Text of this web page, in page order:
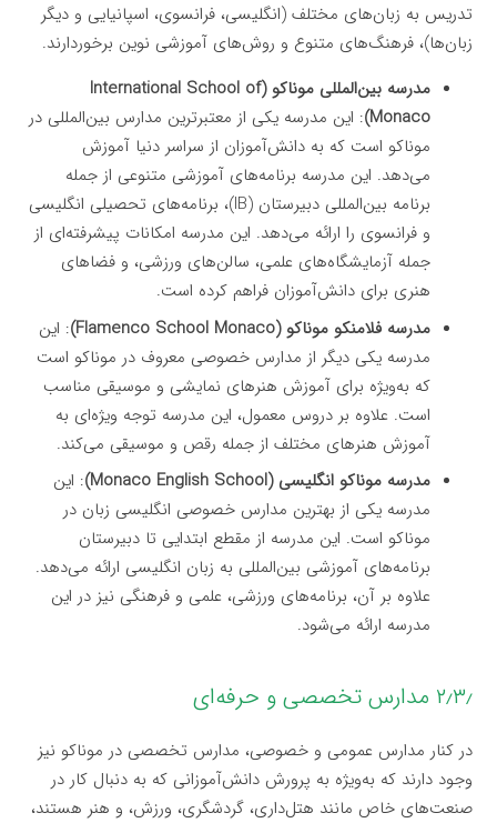
تدریس به زبان‌های مختلف (انگلیسی، فرانسوی، اسپانیایی و دیگر
زبان‌ها)، فرهنگ‌های متنوع و روش‌های آموزشی نوین برخوردارند.
مدرسه بین‌المللی موناکو (International School of
Monaco) : این مدرسه یکی از معتبرترین مدارس بین‌المللی در
موناکو است که به دانش‌آموزان از سراسر دنیا آموزش
می‌دهد. این مدرسه برنامه‌های آموزشی متنوعی از جمله
برنامه بین‌المللی دبیرستان (IB)، برنامه‌های تحصیلی انگلیسی
و فرانسوی را ارائه می‌دهد. این مدرسه امکانات پیشرفته‌ای از
جمله آزمایشگاه‌های علمی، سالن‌های ورزشی، و فضاهای
هنری برای دانش‌آموزان فراهم کرده است.
مدرسه فلامنکو موناکو (Flamenco School Monaco)
: این
مدرسه یکی دیگر از مدارس خصوصی معروف در موناکو است
که به‌ویژه برای آموزش هنرهای نمایشی و موسیقی مناسب
است. علاوه بر دروس معمول، این مدرسه توجه ویژه‌ای به
آموزش هنرهای مختلف از جمله رقص و موسیقی می‌کند.
مدرسه موناکو انگلیسی (Monaco English School)
: این
مدرسه یکی از بهترین مدارس خصوصی انگلیسی زبان در
موناکو است. این مدرسه از مقطع ابتدایی تا دبیرستان
برنامه‌های آموزشی بین‌المللی به زبان انگلیسی ارائه می‌دهد.
علاوه بر آن، برنامه‌های ورزشی، علمی و فرهنگی نیز در این
مدرسه ارائه می‌شود.
۲٫۳٫ مدارس تخصصی و حرفه‌ای
در کنار مدارس عمومی و خصوصی، مدارس تخصصی در موناکو نیز
وجود دارند که به‌ویژه به پرورش دانش‌آموزانی که به دنبال کار در
صنعت‌های خاص مانند هتل‌داری، گردشگری، ورزش، و هنر هستند،